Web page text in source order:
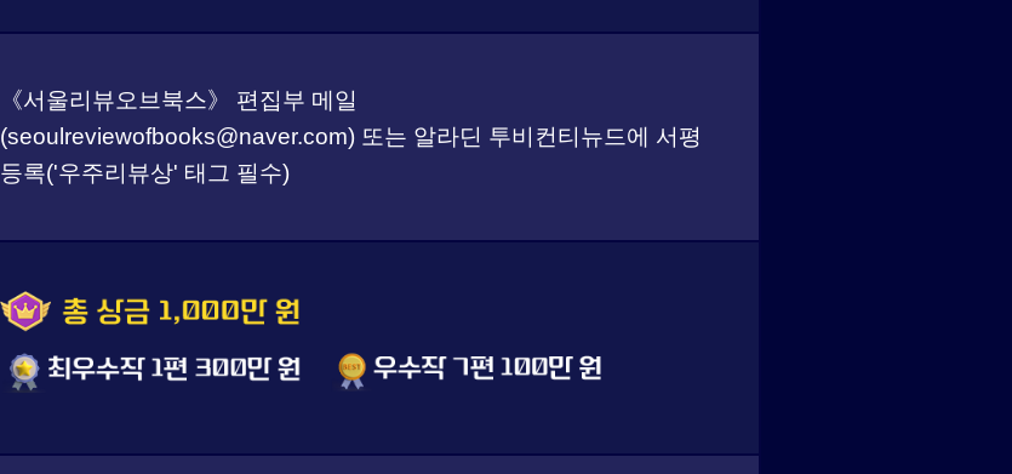
《서울리뷰오브북스》 편집부 메일
(seoulreviewofbooks@naver.com) 또는 알라딘 투비컨티뉴드에 서평
등록('우주리뷰상' 태그 필수)